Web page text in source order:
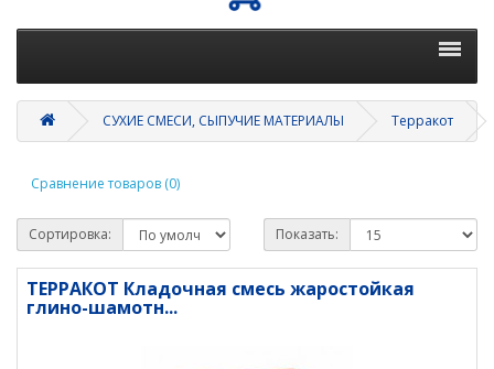
СУХИЕ СМЕСИ, СЫПУЧИЕ МАТЕРИАЛЫ Терракот
Сравнение товаров (0)
Сортировка: Показать:
ТЕРРАКОТ Кладочная смесь жаростойкая
глино-шамотн...